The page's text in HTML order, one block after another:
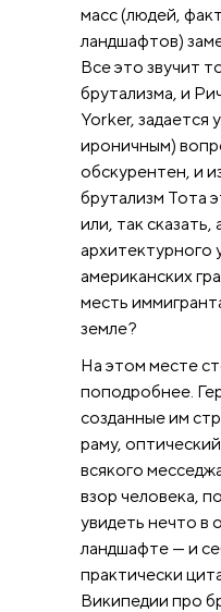
масс (людей,
ландшафтов)
Все это звучит
брутализма, и
Yorker, задается
ироничным)
обскурентен, и
брутализм Тота
или, так сказать,
архитектурного
американских
месть
земле?
На этом месте
поподробнее.
созданные им
раму,
всякого
взор человека,
увидеть нечто
ландшафте — и
практически
Википедии про